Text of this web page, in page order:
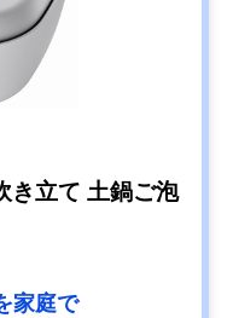
き立て 土鍋ご泡
家庭で